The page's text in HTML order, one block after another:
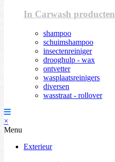
In Carwash producten
shampoo
schuimshampoo
insectenreiniger
drooghulp - wax
ontvetter
wasplaatsreinigers
diversen
wasstraat - rollover
×
Menu
Exterieur